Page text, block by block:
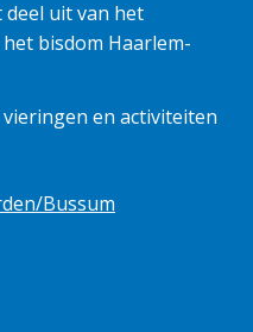
deel uit van het
bisdom Haarlem-
en activiteiten
Bussum